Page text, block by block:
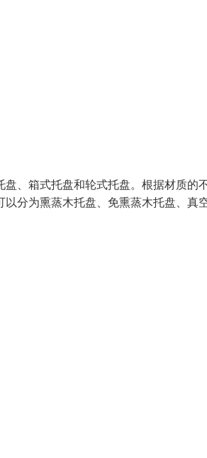
、箱式托盘和轮式托盘。根据材质的
分为熏蒸木托盘、免熏蒸木托盘、真